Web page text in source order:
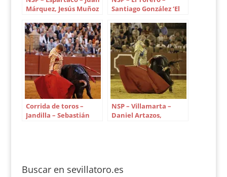
Márquez, Jesús Muñoz
Santiago González ‘El
Jaime Ortega
Corrida de toros –
Jandilla – Sebastián
NSP – Villamarta –
Daniel Artazos,
Buscar en sevillatoro.es